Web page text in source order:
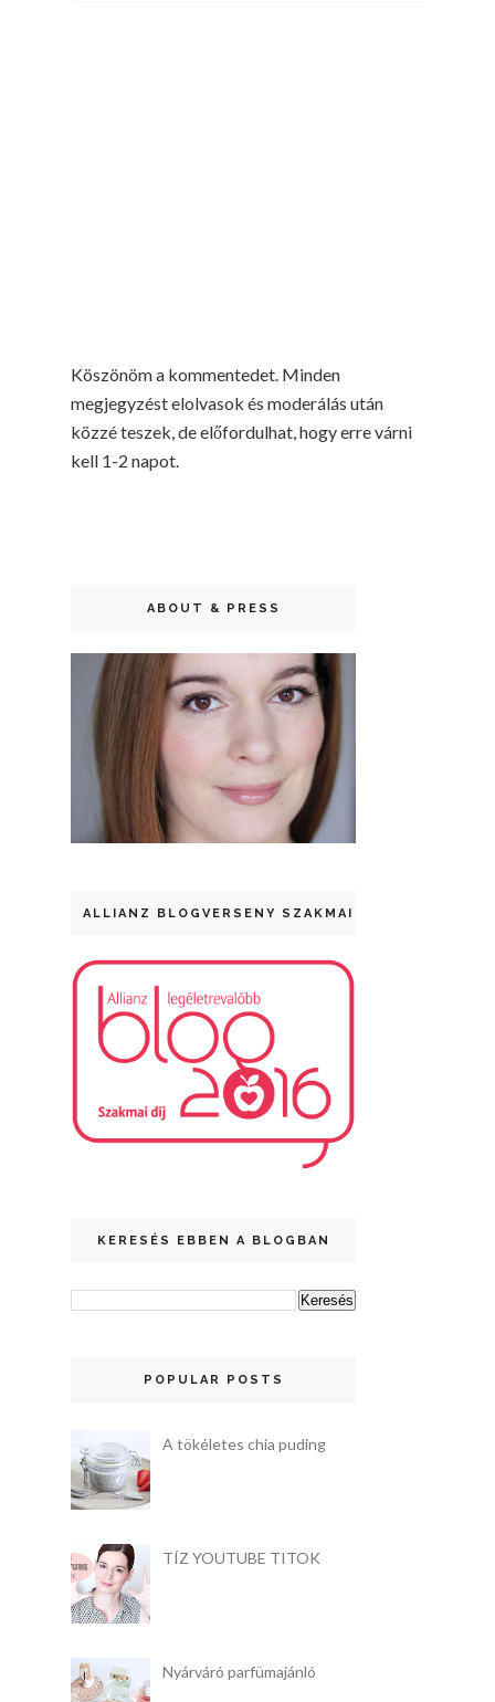
Köszönöm a kommentedet. Minden
megjegyzést elolvasok és moderálás után
közzé teszek, de előfordulhat, hogy erre várni
kell 1-2 napot.
ABOUT & PRESS
ALLIANZ BLOGVERSENY SZAKMAI DÍJ
KERESÉS EBBEN A BLOGBAN
POPULAR POSTS
A tökéletes chia puding
TÍZ YOUTUBE TITOK
Nyárváró parfümajánló